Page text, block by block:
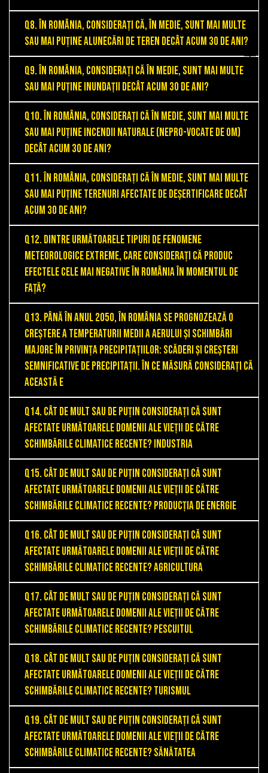
Q8. În România, considerați că, în medie, sunt mai multe
sau mai puține alunecări de teren decât acum 30 de ani?
Q9. În România, considerați că în medie, sunt mai multe
sau mai puține inundații decât acum 30 de ani?
Q10. În România, considerați că în medie, sunt mai multe
sau mai puține incendii naturale (nepro-vocate de om)
decât acum 30 de ani?
Q11. În România, considerați că în medie, sunt mai multe
sau mai puține terenuri afectate de deșertificare decât
acum 30 de ani?
Q12. Dintre următoarele tipuri de fenomene
meteorologice extreme, care considerați că produc
efectele cele mai negative în România în momentul de
față?
Q13. Până în anul 2050, în România se prognozează o
creștere a temperaturii medii a aerului și schimbări
majore în privința precipitațiilor: scăderi și creșteri
semnificative de precipitații. În ce măsură considerați că
această e
Q14. Cât de mult sau de puțin considerați că sunt
afectate următoarele domenii ale vieții de către
schimbările climatice recente? Industria
Q15. Cât de mult sau de puțin considerați că sunt
afectate următoarele domenii ale vieții de către
schimbările climatice recente? Producția de energie
Q16. Cât de mult sau de puțin considerați că sunt
afectate următoarele domenii ale vieții de către
schimbările climatice recente? Agricultura
Q17. Cât de mult sau de puțin considerați că sunt
afectate următoarele domenii ale vieții de către
schimbările climatice recente? Pescuitul
Q18. Cât de mult sau de puțin considerați că sunt
afectate următoarele domenii ale vieții de către
schimbările climatice recente? Turismul
Q19. Cât de mult sau de puțin considerați că sunt
afectate următoarele domenii ale vieții de către
schimbările climatice recente? Sănătatea